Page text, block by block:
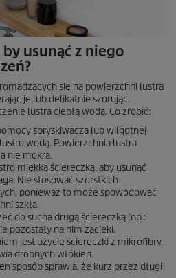
usunąć z niego
się na powierzchni lustra
je lub delikatnie szorując.
lustra ciepłą wodą. Co zrobić:
spryskiwacza lub wilgotnej
wodą. Powierzchnia lustra
nie mokra.
miękką ściereczką, aby usunąć
Nie stosować szorstkich
ponieważ to może spowodować
szkła.
do sucha drugą ściereczką (np.:
pozostały na nim zacieki.
jest użycie ściereczki z mikrofibry,
drobnych włókien.
sposób sprawia, że kurz przez długi